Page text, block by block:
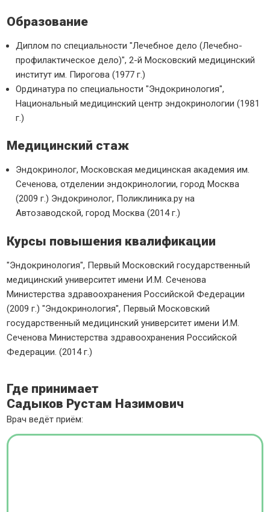
Образование
Диплом по специальности "Лечебное дело (Лечебно-
профилактическое дело)", 2-й Московский медицинский
институт им. Пирогова (1977 г.)
Ординатура по специальности "Эндокринология",
Национальный медицинский центр эндокринологии (1981
г.)
Медицинский стаж
Эндокринолог, Московская медицинская академия им.
Сеченова, отделении эндокринологии, город Москва
(2009 г.) Эндокринолог, Поликлиника.ру на
Автозаводской, город Москва (2014 г.)
Курсы повышения квалификации
"Эндокринология", Первый Московский государственный
медицинский университет имени И.М. Сеченова
Министерства здравоохранения Российской Федерации
(2009 г.) "Эндокринология", Первый Московский
государственный медицинский университет имени И.М.
Сеченова Министерства здравоохранения Российской
Федерации. (2014 г.)
Где принимает
Садыков Рустам Назимович
Врач ведёт приём: